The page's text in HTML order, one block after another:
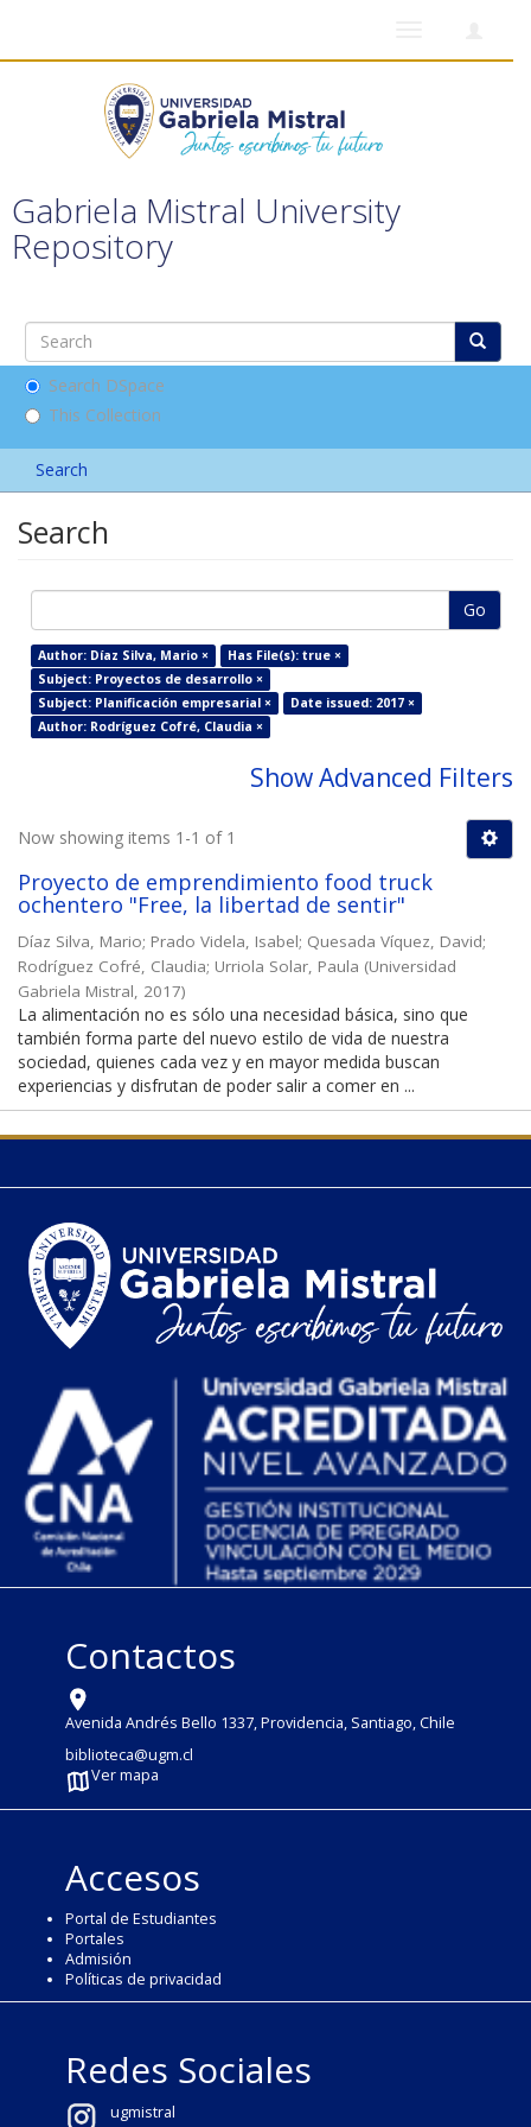
Gabriela Mistral University
Repository
Search DSpace
This Collection
Search
Search
Go
Author: Díaz Silva, Mario ×
Has File(s): true ×
Subject: Proyectos de desarrollo ×
Subject: Planificación empresarial ×
Date issued: 2017 ×
Author: Rodríguez Cofré, Claudia ×
Show Advanced Filters
Now showing items 1-1 of 1
Proyecto de emprendimiento food truck
ochentero "Free, la libertad de sentir"
Díaz Silva, Mario; Prado Videla, Isabel; Quesada Víquez, David;
Rodríguez Cofré, Claudia; Urriola Solar, Paula (Universidad
Gabriela Mistral, 2017)
La alimentación no es sólo una necesidad básica, sino que
también forma parte del nuevo estilo de vida de nuestra
sociedad, quienes cada vez y en mayor medida buscan
experiencias y disfrutan de poder salir a comer en ...
Contactos
Avenida Andrés Bello 1337, Providencia, Santiago, Chile
biblioteca@ugm.cl
Ver mapa
Accesos
Portal de Estudiantes
Portales
Admisión
Políticas de privacidad
Redes Sociales
ugmistral